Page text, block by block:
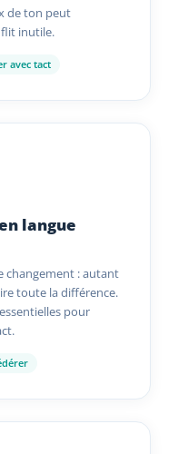
de ton peut
inutile.
avec tact
langue
changement : autant
toute la différence.
pour